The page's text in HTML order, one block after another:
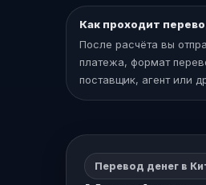
Как проходит
После расчёта вы
платежа, формат
поставщик, агент или
Перевод денег в